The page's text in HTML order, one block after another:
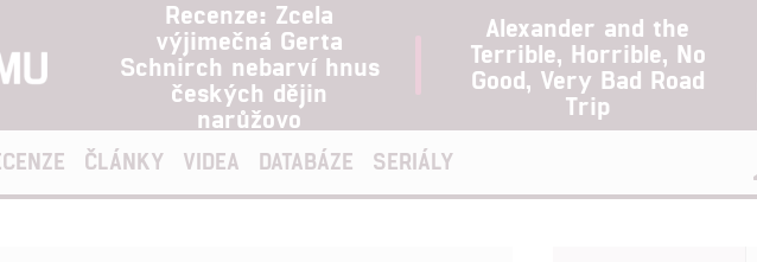
Recenze: Zcela
výjimečná Gerta
Schnirch nebarví hnus
českých dějin
narůžovo
Alexander and the
Terrible, Horrible, No
Good, Very Bad Road
Trip
ČLÁNKY VIDEA DATABÁZE SERIÁLY